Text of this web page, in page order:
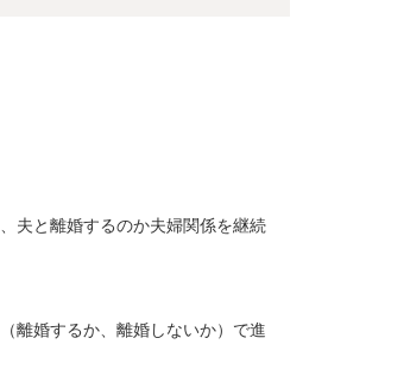
夫と離婚するのか夫婦関係を継続
離婚するか、離婚しないか）で進